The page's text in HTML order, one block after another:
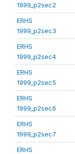
1999_p2sec2
ERHS
1999_p2sec3
ERHS
1999_p2sec4
ERHS
1999_p2sec5
ERHS
1999_p2sec6
ERHS
1999_p2sec7
ERHS